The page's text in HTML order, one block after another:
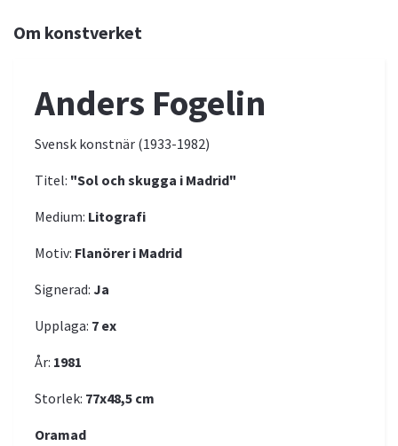
Om konstverket
Anders Fogelin
Svensk konstnär (1933-1982)
Titel: "Sol och skugga i Madrid"
Medium: Litografi
Motiv: Flanörer i Madrid
Signerad: Ja
Upplaga: 7 ex
År: 1981
Storlek: 77x48,5 cm
Oramad